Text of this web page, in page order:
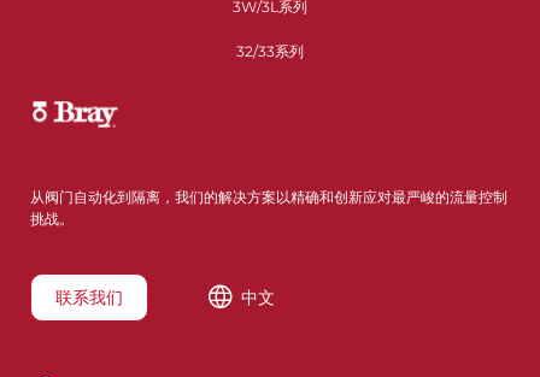
3W/3L系列
32/33系列
从阀门自动化到隔离，我们的解决方案以精确和创新应对最严峻的流量控制
挑战。
联系我们 中文